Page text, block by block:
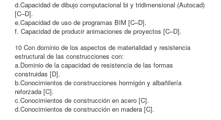
d.Capacidad de dibujo computacional bi y tridimensional (Autocad)
[C–D].
e.Capacidad de uso de programas BIM [C–D].
f. Capacidad de producir animaciones de proyectos [C–D].
10 Con dominio de los aspectos de materialidad y resistencia
estructural de las construcciones con:
a.Dominio de la capacidad de resistencia de las formas
construidas [D].
b.Conocimientos de construcciones hormigón y albañilería
reforzada [C].
c.Conocimientos de construcción en acero [C].
d.Conocimientos de construcción en madera [C].